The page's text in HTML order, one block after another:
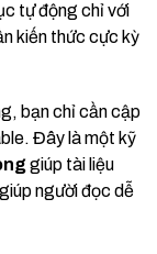
tự động chỉ với
kiến thức cực kỳ
bạn chỉ cần cập
Đây là một kỹ
giúp tài liệu
người đọc dễ